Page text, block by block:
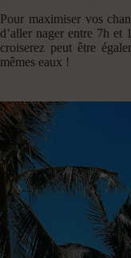
Pour maximiser vos
d’aller nager entre 7h et
croiserez peut être
mêmes eaux !